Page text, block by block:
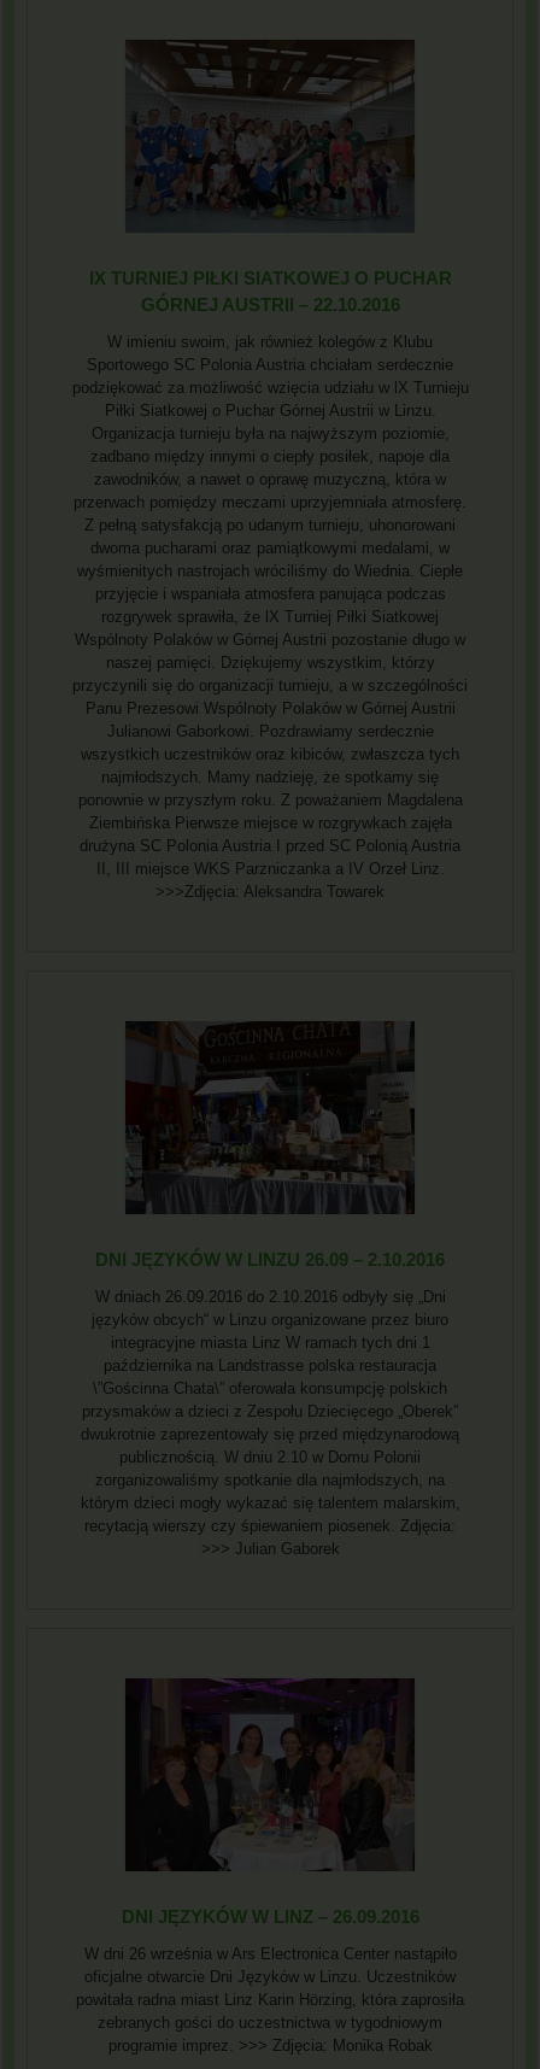
IX TURNIEJ PIŁKI SIATKOWEJ O PUCHAR
GÓRNEJ AUSTRII – 22.10.2016
W imieniu swoim, jak również kolegów z Klubu
Sportowego SC Polonia Austria chciałam serdecznie
podziękować za możliwość wzięcia udziału w lX Turnieju
Piłki Siatkowej o Puchar Górnej Austrii w Linzu.
Organizacja turnieju była na najwyższym poziomie,
zadbano między innymi o ciepły posiłek, napoje dla
zawodników, a nawet o oprawę muzyczną, która w
przerwach pomiędzy meczami uprzyjemniała atmosferę.
Z pełną satysfakcją po udanym turnieju, uhonorowani
dwoma pucharami oraz pamiątkowymi medalami, w
wyśmienitych nastrojach wróciliśmy do Wiednia. Ciepłe
przyjęcie i wspaniała atmosfera panująca podczas
rozgrywek sprawiła, że lX Turniej Piłki Siatkowej
Wspólnoty Polaków w Górnej Austrii pozostanie długo w
naszej pamięci. Dziękujemy wszystkim, którzy
przyczynili się do organizacji turnieju, a w szczególności
Panu Prezesowi Wspólnoty Polaków w Górnej Austrii
Julianowi Gaborkowi. Pozdrawiamy serdecznie
wszystkich uczestników oraz kibiców, zwłaszcza tych
najmłodszych. Mamy nadzieję, że spotkamy się
ponownie w przyszłym roku. Z poważaniem Magdalena
Ziembińska Pierwsze miejsce w rozgrywkach zajęła
drużyna SC Polonia Austria I przed SC Polonią Austria
II, III miejsce WKS Parzniczanka a IV Orzeł Linz.
>>>Zdjęcia: Aleksandra Towarek
DNI JĘZYKÓW W LINZU 26.09 – 2.10.2016
W dniach 26.09.2016 do 2.10.2016 odbyły się „Dni
języków obcych“ w Linzu organizowane przez biuro
integracyjne miasta Linz W ramach tych dni 1
października na Landstrasse polska restauracja
\”Gościnna Chata\” oferowała konsumpcję polskich
przysmaków a dzieci z Zespołu Dziecięcego „Oberek”
dwukrotnie zaprezentowały się przed międzynarodową
publicznością. W dniu 2.10 w Domu Polonii
zorganizowaliśmy spotkanie dla najmłodszych, na
którym dzieci mogły wykazać się talentem malarskim,
recytacją wierszy czy śpiewaniem piosenek. Zdjęcia:
>>> Julian Gaborek
DNI JĘZYKÓW W LINZ – 26.09.2016
W dni 26 września w Ars Electronica Center nastąpiło
oficjalne otwarcie Dni Języków w Linzu. Uczestników
powitała radna miast Linz Karin Hörzing, która zaprosiła
zebranych gości do uczestnictwa w tygodniowym
programie imprez. >>> Zdjęcia: Monika Robak